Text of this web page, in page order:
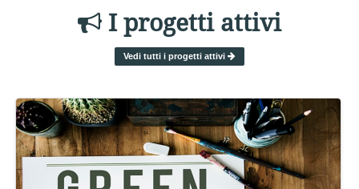
I progetti attivi
Vedi tutti i progetti attivi